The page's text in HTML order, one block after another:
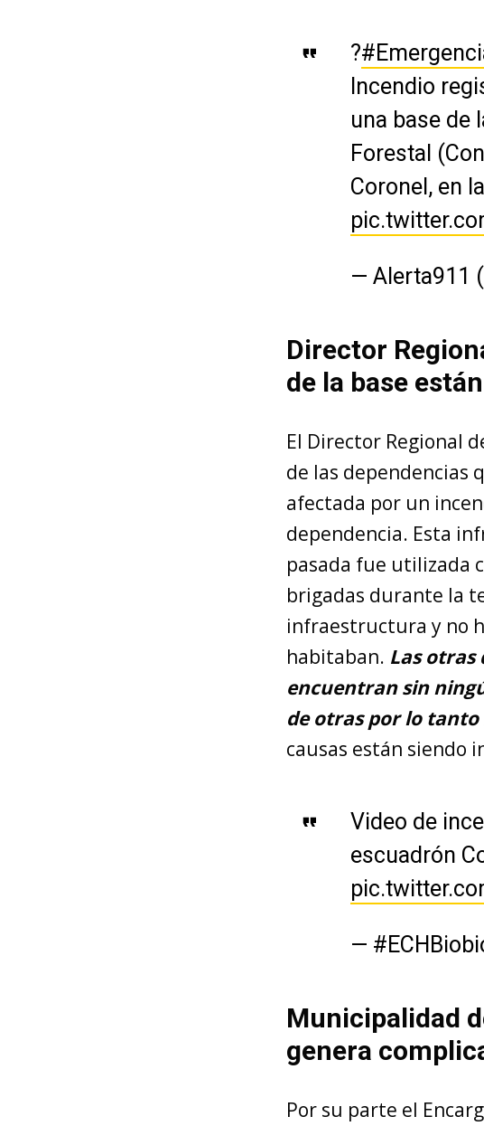
?
Incendio
una base de
Forestal
Coronel, en
— Alerta911
Director
de la base
El Director Regional
de las dependencias
afectada por un
dependencia. Esta
pasada fue utilizada
brigadas durante la
infraestructura y no
habitaban. Las otras
encuentran sin
de otras por lo tanto
causas están siendo
Video de
escuadrón
—
Municipalidad
genera
Por su parte el